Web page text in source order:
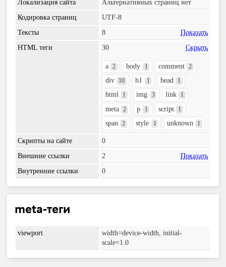
Локализация сайта
Альтернативных страниц нет
Кодировка страниц
UTF-8
Тексты
8
Показать
HTML теги
30 Скрыть
a 2 body 1 comment 2
div 10 h1 1 head 1
html 1 img 3 link 1
meta 2 p 1 script 1
span 2 style 1 unknown 1
Скрипты на сайте
0
Внешние ссылки
2
Показать
Внутренние ссылки
0
meta-теги
viewport
width=device-width, initial-
scale=1.0